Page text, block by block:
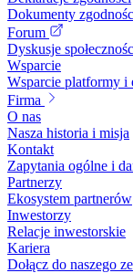
Dokumenty
Forum
Dyskusje
Wsparcie
Wsparcie platformy i
Firma
O nas
Nasza historia i misja
Kontakt
Zapytania ogólne i
Partnerzy
Ekosystem partnerów
Inwestorzy
Relacje inwestorskie
Kariera
Dołącz do naszego